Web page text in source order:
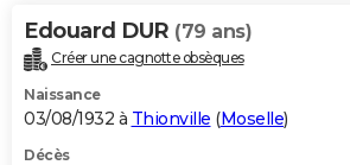
Edouard DUR (79 ans)
Créer une cagnotte obsèques
Naissance
03/08/1932 à Thionville (Moselle)
Décès